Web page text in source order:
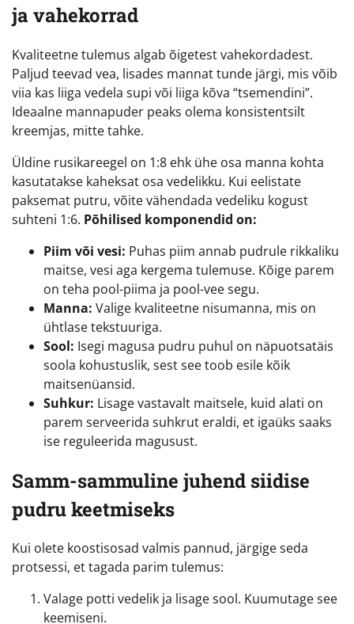
ja vahekorrad
Kvaliteetne tulemus algab õigetest vahekordadest.
Paljud teevad vea, lisades mannat tunde järgi, mis võib
viia kas liiga vedela supi või liiga kõva “tsemendini”.
Ideaalne mannapuder peaks olema konsistentsilt
kreemjas, mitte tahke.
Üldine rusikareegel on 1:8 ehk ühe osa manna kohta
kasutatakse kaheksat osa vedelikku. Kui eelistate
paksemat putru, võite vähendada vedeliku kogust
suhteni 1:6. Põhilised komponendid on:
Piim või vesi: Puhas piim annab pudrule rikkaliku
maitse, vesi aga kergema tulemuse. Kõige parem
on teha pool-piima ja pool-vee segu.
Manna: Valige kvaliteetne nisumanna, mis on
ühtlase tekstuuriga.
Sool: Isegi magusa pudru puhul on näpuotsatäis
soola kohustuslik, sest see toob esile kõik
maitsenüansid.
Suhkur: Lisage vastavalt maitsele, kuid alati on
parem serveerida suhkrut eraldi, et igaüks saaks
ise reguleerida magusust.
Samm-sammuline juhend siidise
pudru keetmiseks
Kui olete koostisosad valmis pannud, järgige seda
protsessi, et tagada parim tulemus:
Valage potti vedelik ja lisage sool. Kuumutage see
keemiseni.